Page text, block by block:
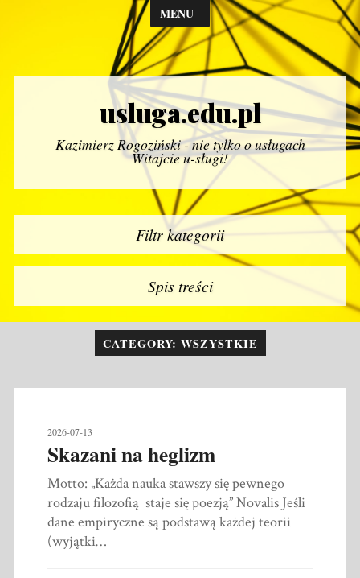
MENU
usluga.edu.pl
Kazimierz Rogoziński - nie tylko o usługach
Witajcie u-sługi!
Filtr kategorii
Spis treści
CATEGORY: WSZYSTKIE
2026-07-13
Skazani na heglizm
Motto: „Każda nauka stawszy się pewnego
rodzaju filozofią staje się poezją” Novalis Jeśli
dane empiryczne są podstawą każdej teorii
(wyjątki…